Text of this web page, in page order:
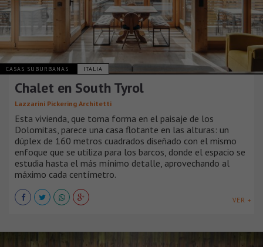
CASAS SUBURBANAS ITALIA
Chalet en South Tyrol
Lazzarini Pickering Architetti
Esta vivienda, que toma forma en el paisaje de los
Dolomitas, parece una casa flotante en las alturas: un
dúplex de 160 metros cuadrados diseñado con el mismo
enfoque que se utiliza para los barcos, donde el espacio se
estudia hasta el más mínimo detalle, aprovechando al
máximo cada centímetro.
VER +